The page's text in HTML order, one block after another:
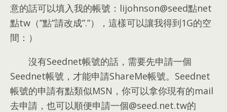
意的話可以填入我的帳號 ： lijohnson@seed點net
點tw（”點”請改成”.”）， 這樣可以讓我得到1G的空
間 ：）
沒有Seednet帳號的話 ， 需要先申請一個
Seednet帳號 ， 才能申請ShareMe帳號。 Seednet
帳號的申請有點類似MSN ， 你可以拿你現有的mail
去申請 ， 也可以順便申請一個@seed.net.tw的